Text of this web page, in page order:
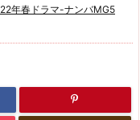
年春ドラマ-ナンバMG5